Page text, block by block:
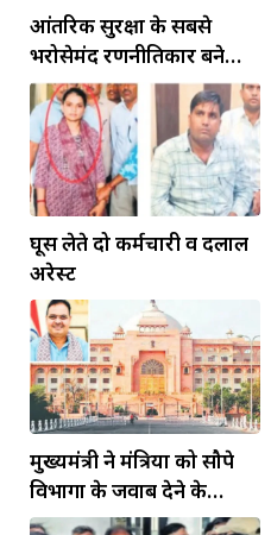
आंतरिक सुरक्षा के सबसे
भरोसेमंद रणनीतिकार बने
रहेंगे गोविंद मोहन
घूस लेते दो कर्मचारी व दलाल
अरेस्ट
मुख्यमंत्री ने मंत्रियों को सौपे
विभागों के जवाब देने के
दायित्व